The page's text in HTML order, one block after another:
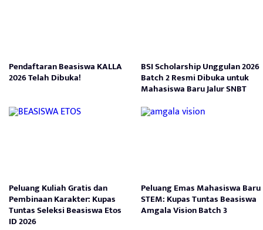
Pendaftaran Beasiswa KALLA
2026 Telah Dibuka!
BSI Scholarship Unggulan 2026
Batch 2 Resmi Dibuka untuk
Mahasiswa Baru Jalur SNBT
Peluang Kuliah Gratis dan
Pembinaan Karakter: Kupas
Tuntas Seleksi Beasiswa Etos
ID 2026
Peluang Emas Mahasiswa Baru
STEM: Kupas Tuntas Beasiswa
Amgala Vision Batch 3